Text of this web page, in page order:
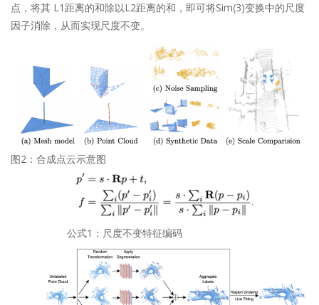
点，将其 L1距离的和除以L2距离的和，即可将Sim(3)变换中的尺度
因子消除，从而实现尺度不变。
图2：合成点云示意图
公式1：尺度不变特征编码